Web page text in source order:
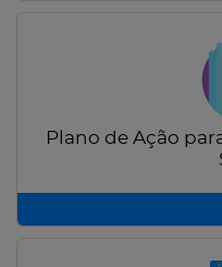
Plano de Ação